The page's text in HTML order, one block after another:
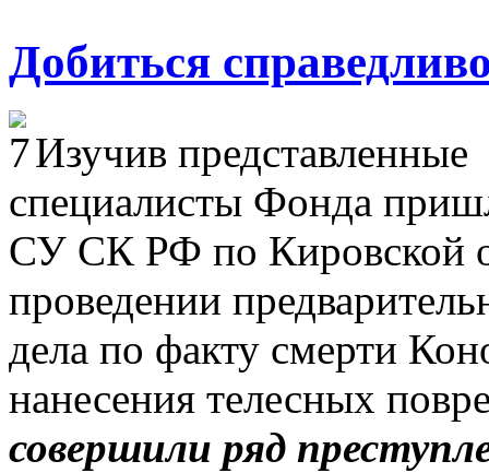
Добиться
Изучив
специалисты Фонда
СУ СК РФ по Кировской
проведении
дела по факту смерти
нанесения телесных
совершили ряд